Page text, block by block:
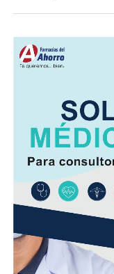
movilizó a
ubicar tanto al
Minutos después,
abandonado en el
la colonia San
autoridades como
Elementos de la
el área del
tanto personal de
primeras
hecho.